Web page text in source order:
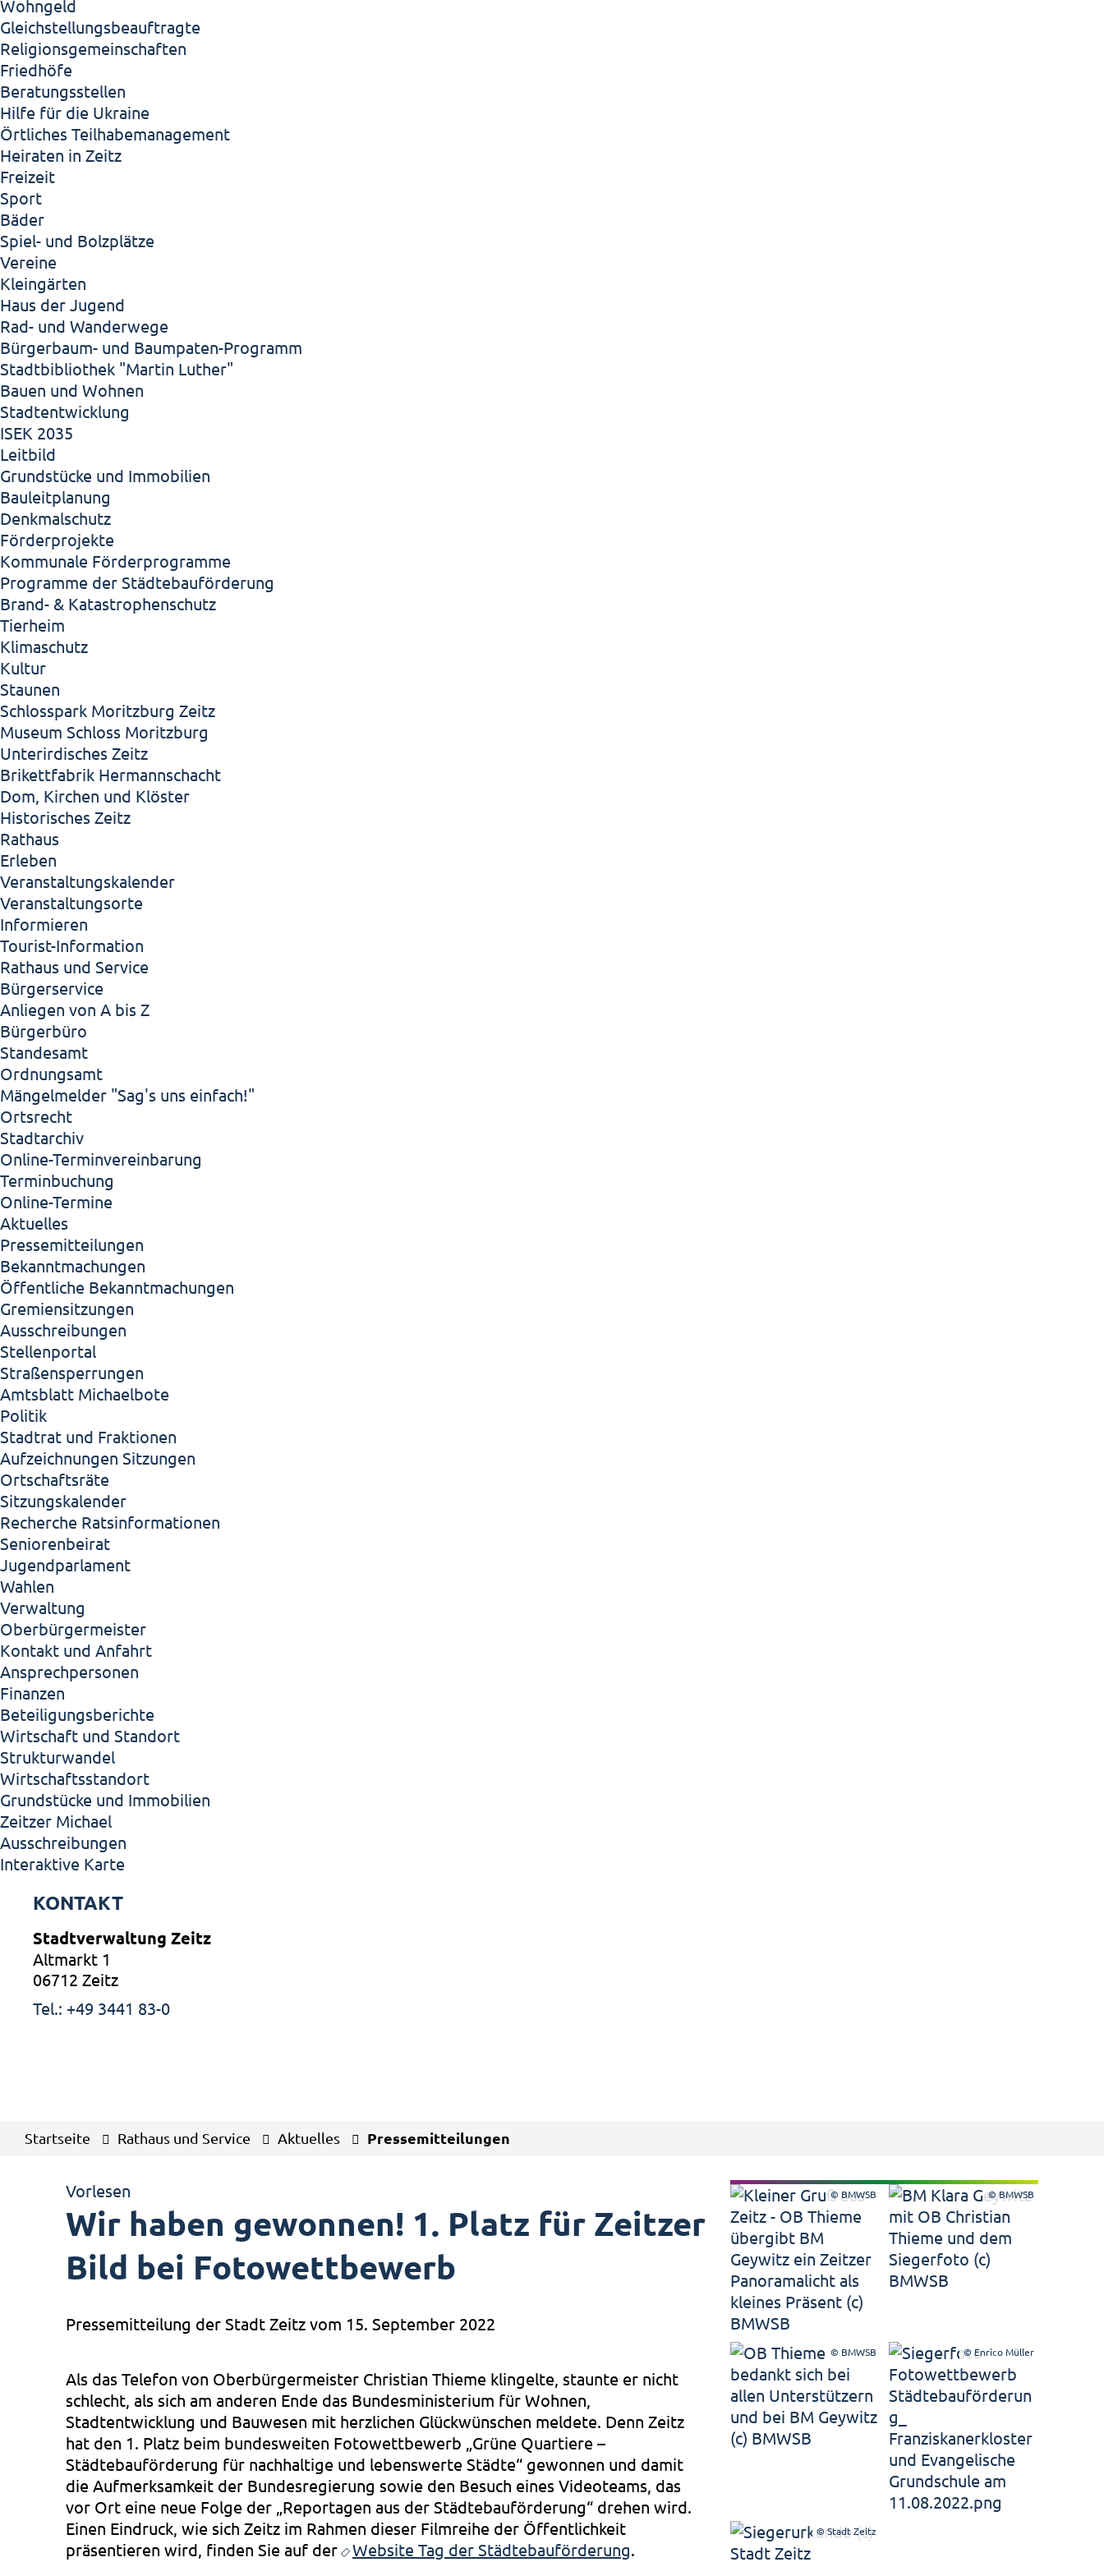
Wohngeld
Gleichstellungsbeauftragte
Religionsgemeinschaften
Friedhöfe
Beratungsstellen
Hilfe für die Ukraine
Örtliches Teilhabemanagement
Heiraten in Zeitz
Freizeit
Sport
Bäder
Spiel- und Bolzplätze
Vereine
Kleingärten
Haus der Jugend
Rad- und Wanderwege
Bürgerbaum- und Baumpaten-Programm
Stadtbibliothek "Martin Luther"
Bauen und Wohnen
Stadtentwicklung
ISEK 2035
Leitbild
Grundstücke und Immobilien
Bauleitplanung
Denkmalschutz
Förderprojekte
Kommunale Förderprogramme
Programme der Städtebauförderung
Brand- & Katastrophenschutz
Tierheim
Klimaschutz
Kultur
Staunen
Schlosspark Moritzburg Zeitz
Museum Schloss Moritzburg
Unterirdisches Zeitz
Brikettfabrik Hermannschacht
Dom, Kirchen und Klöster
Historisches Zeitz
Rathaus
Erleben
Veranstaltungskalender
Veranstaltungsorte
Informieren
Tourist-Information
Rathaus und Service
Bürgerservice
Anliegen von A bis Z
Bürgerbüro
Standesamt
Ordnungsamt
Mängelmelder "Sag's uns einfach!"
Ortsrecht
Stadtarchiv
Online-Terminvereinbarung
Terminbuchung
Online-Termine
Aktuelles
Pressemitteilungen
Bekanntmachungen
Öffentliche Bekanntmachungen
Gremiensitzungen
Ausschreibungen
Stellenportal
Straßensperrungen
Amtsblatt Michaelbote
Politik
Stadtrat und Fraktionen
Aufzeichnungen Sitzungen
Ortschaftsräte
Sitzungskalender
Recherche Ratsinformationen
Seniorenbeirat
Jugendparlament
Wahlen
Verwaltung
Oberbürgermeister
Kontakt und Anfahrt
Ansprechpersonen
Finanzen
Beteiligungsberichte
Wirtschaft und Standort
Strukturwandel
Wirtschaftsstandort
Grundstücke und Immobilien
Zeitzer Michael
Ausschreibungen
Interaktive Karte
KONTAKT
Stadtverwaltung Zeitz
Altmarkt 1
06712 Zeitz
Tel.: +49 3441 83-0
Startseite Rathaus und Service Aktuelles Pressemitteilungen
Vorlesen
Wir haben gewonnen! 1. Platz für Zeitzer
Bild bei Fotowettbewerb
Pressemitteilung der Stadt Zeitz vom 15. September 2022
Als das Telefon von Oberbürgermeister Christian Thieme klingelte, staunte er nicht
schlecht, als sich am anderen Ende das Bundesministerium für Wohnen,
Stadtentwicklung und Bauwesen mit herzlichen Glückwünschen meldete. Denn Zeitz
hat den 1. Platz beim bundesweiten Fotowettbewerb „Grüne Quartiere –
Städtebauförderung für nachhaltige und lebenswerte Städte“ gewonnen und damit
die Aufmerksamkeit der Bundesregierung sowie den Besuch eines Videoteams, das
vor Ort eine neue Folge der „Reportagen aus der Städtebauförderung“ drehen wird.
Einen Eindruck, wie sich Zeitz im Rahmen dieser Filmreihe der Öffentlichkeit
präsentieren wird, finden Sie auf der Website Tag der Städtebauförderung.
© BMWSB © BMWSB
© BMWSB © Enrico Müller
© Stadt Zeitz